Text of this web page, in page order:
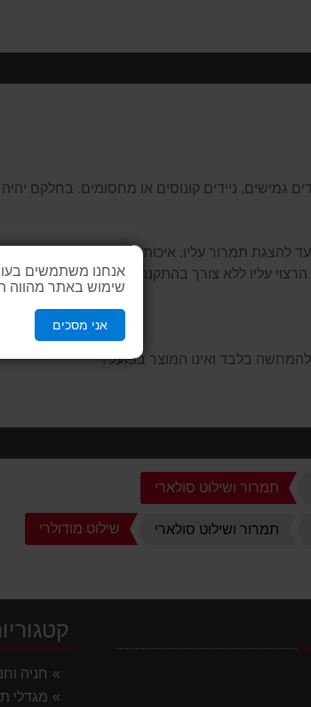
אנחנו משתמשים
שימוש באתר
אני מסכים
גמישים, ניידים קונוסים או מחסומים. בחלקם
להצגת תמרור עליו. איכותי ועמיד במיוחד, נועד
עליו ללא צורך בהתקנת עמוד נוסף, אלא
בלבד ואינו המוצר בפועל !
תמרור ושילוט סולארי
תמרור ושילוט סולארי שילוט מודולרי
חניה
מגדלי